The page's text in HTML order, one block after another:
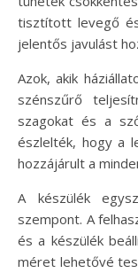
tisztított levegő
jelentős javulást
Azok, akik
szénszűrő
szagokat és a
észlelték, hogy a
hozzájárult a
A készülék
szempont. A
és a készülék
méret lehetővé